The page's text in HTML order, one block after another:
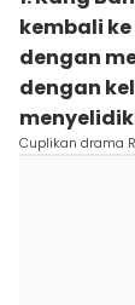
kembali
dengan
dengan
Cuplikan drama